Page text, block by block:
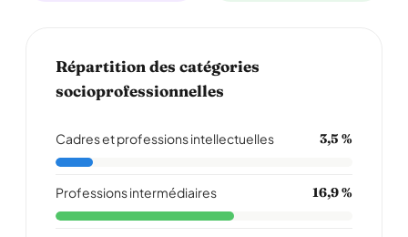
Répartition des catégories
socioprofessionnelles
Cadres et professions intellectuelles 3,5 %
Professions intermédiaires 16,9 %